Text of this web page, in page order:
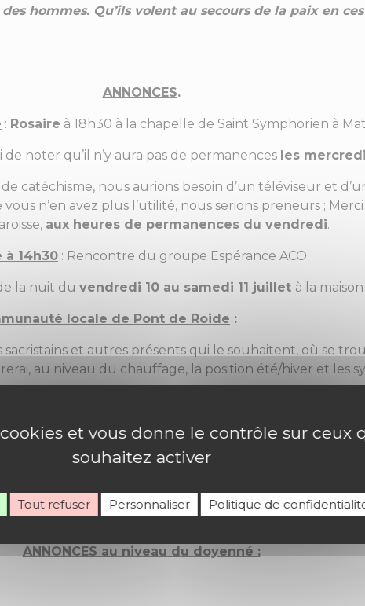
hommes. Qu’ils volent au secours de la paix en
ANNONCES.
: Rosaire à 18h30 à la chapelle de Saint Symphorien à
de noter qu’il n’y aura pas de permanences les
de catéchisme, nous aurions besoin d’un téléviseur et
n’en avez plus l’utilité, nous serions preneurs ; Merci
aux heures de permanences du vendredi.
à 14h30 : Rencontre du groupe Espérance ACO.
la nuit du vendredi 10 au samedi 11 juillet à la
locale de Pont de Roide :
et autres présents qui le souhaitent, où se
au niveau du chauffage, la position été/hiver et les
le savez déjà. Sa messe d’au-revoir, le 30 août,
participer, une boite offrande sera à votre
midi à Pont de Roide et après les célébrations des
—————————————–
ANNONCES au niveau du doyenné :
et vous donne le contrôle sur ceux
souhaitez activer
Tout refuser Personnaliser Politique de